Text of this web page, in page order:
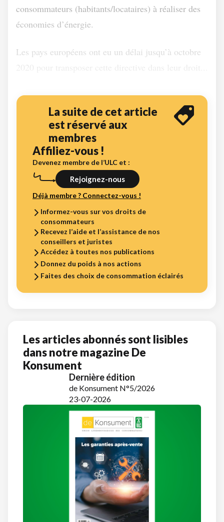
consommateurs (habitants/­locataires) à réaliser des
économies d’énergie.
Les pays européens ont eu un délai jusqu’à octobre
La suite de cet article
est réservé aux
membres
Affiliez-vous !
Devenez membre de l’ULC et :
Rejoignez-nous
Déjà membre ? Connectez-vous !
Informez-vous sur vos droits de
consommateurs
Recevez l’aide et l’assistance de nos
conseillers et juristes
Accédez à toutes nos publications
Donnez du poids à nos actions
Faites des choix de consommation éclairés
Les articles abonnés sont lisibles
dans notre magazine De
Konsument
Dernière édition
de Konsument N°5/2026
23-07-2026